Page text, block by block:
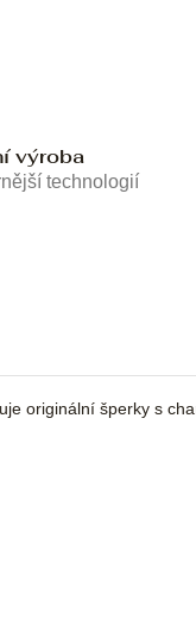
výroba
technologií
originální šperky s